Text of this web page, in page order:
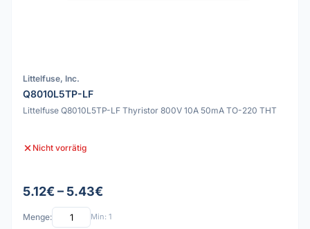
Littelfuse, Inc.
Q8010L5TP-LF
Littelfuse Q8010L5TP-LF Thyristor 800V 10A 50mA TO-220 THT
Nicht vorrätig
5.12€ – 5.43€
Menge: Min: 1